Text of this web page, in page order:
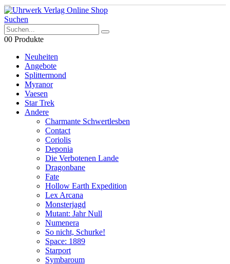
Suchen
00 Produkte
Neuheiten
Angebote
Splittermond
Myranor
Vaesen
Star Trek
Andere
Charmante Schwertlesben
Contact
Coriolis
Deponia
Die Verbotenen Lande
Dragonbane
Fate
Hollow Earth Expedition
Lex Arcana
Monsterjagd
Mutant: Jahr Null
Numenera
So nicht, Schurke!
Space: 1889
Starport
Symbaroum